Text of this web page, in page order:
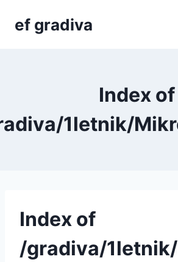
ef gradiva
Index of
1letnik/
Index of
/gradiva/